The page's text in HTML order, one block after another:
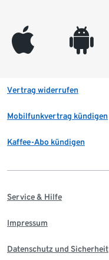
appleinc android
Vertrag widerrufen
Mobilfunkvertrag kündigen
Kaffee-Abo kündigen
Service & Hilfe
Impressum
Datenschutz und Sicherheit